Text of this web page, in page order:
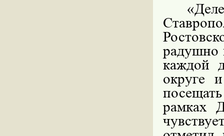
радушно
каждой
округе
рамках